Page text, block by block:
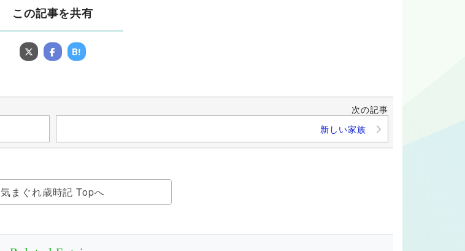
この記事を共有
B!
次の記事
新しい家族
気まぐれ歳時記 Topへ